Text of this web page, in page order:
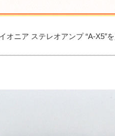
オニア ステレオアンプ “A-